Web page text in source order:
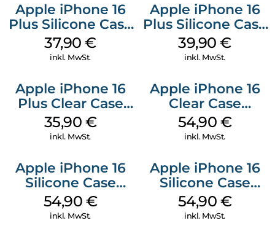
Apple iPhone 16
Plus Silicone Case
MagSafe Lake
Green
37,90€
inkl. MwSt.
Apple iPhone 16
Plus Silicone Case
MagSafe Plum
39,90€
inkl. MwSt.
Apple iPhone 16
Plus Clear Case
MagSafe
Transparent
35,90 €
inkl. MwSt.
Apple iPhone 16
Clear Case
MagSafe
Transparent
54,90 €
inkl. MwSt.
Apple iPhone 16
Silicone Case
MagSafe Lake
Green
54,90 €
inkl. MwSt.
Apple iPhone 16
Silicone Case
MagSafe Black
54,90 €
inkl. MwSt.